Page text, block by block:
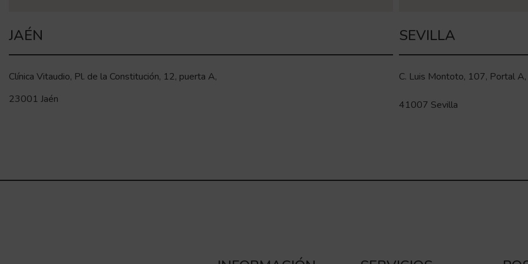
JAÉN
Clínica Vitaudio, Pl. de la Constitución, 12, puerta A,
23001 Jaén
SEVILLA
C. Luis Montoto, 107, Portal A,
41007 Sevilla